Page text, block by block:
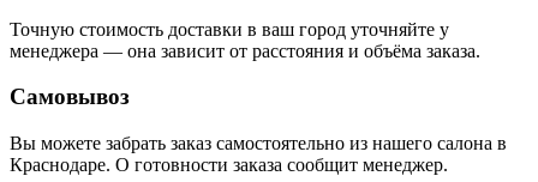
Точную стоимость доставки в ваш город уточняйте у
менеджера — она зависит от расстояния и объёма заказа.
Самовывоз
Вы можете забрать заказ самостоятельно из нашего салона в
Краснодаре. О готовности заказа сообщит менеджер.